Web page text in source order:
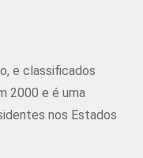
e classificados
2000 e é uma
nos Estados